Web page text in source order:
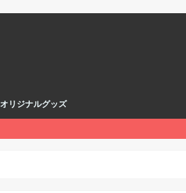
オリジナルグッズ